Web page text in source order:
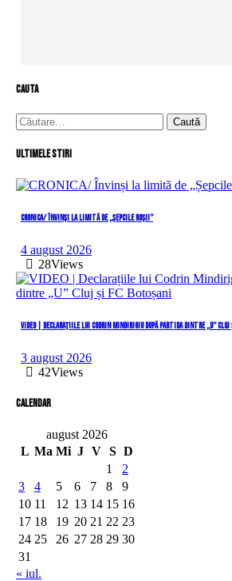
cauta
Caută
după:
Ultimele stiri
CRONICA/ Învinși la limită de „Șepcile Roșii”
4 august 2026
28Views
VIDEO | Declarațiile lui Codrin Mindirigiu după partida dintre „U” Cluj
3 august 2026
42Views
Calendar
august 2026
L Ma Mi J V S D
1
2
3
4 5 6 7 8
9
10 11 12 13 14 15 16
17 18 19 20 21 22 23
24 25 26 27 28 29 30
31
« iul.